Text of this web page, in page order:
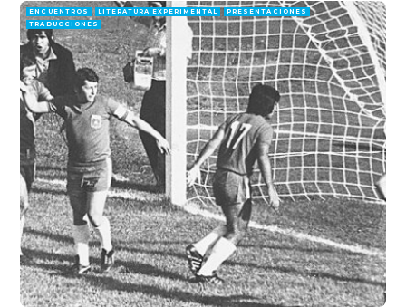
ENCUENTROS LITERATURA EXPERIMENTAL
PRESENTACIONES
TRADUCCIONES